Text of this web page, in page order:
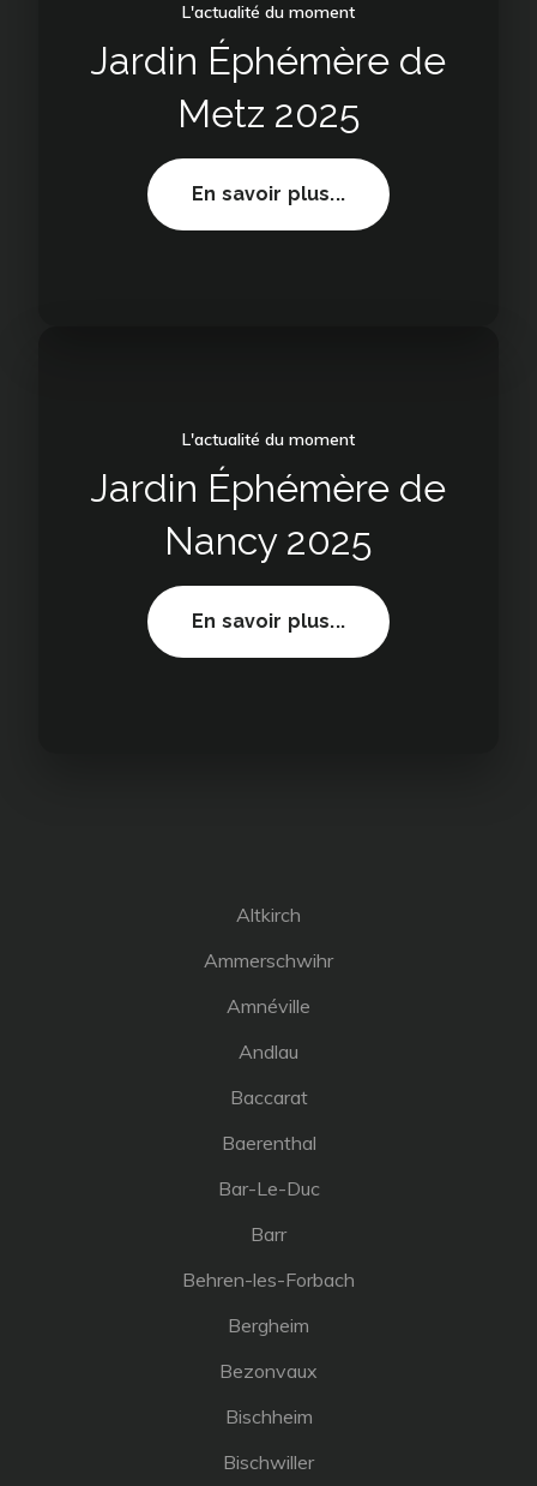
L'actualité du moment
Jardin Éphémère de
Metz 2025
Jardin
Éphémère
En savoir plus...
L'actualité du moment
Jardin Éphémère de
Nancy 2025
Jardin
Éphémère
En savoir plus...
Altkirch
Ammerschwihr
Amnéville
Andlau
Baccarat
Baerenthal
Bar-Le-Duc
Barr
Behren-les-Forbach
Bergheim
Bezonvaux
Bischheim
Bischwiller